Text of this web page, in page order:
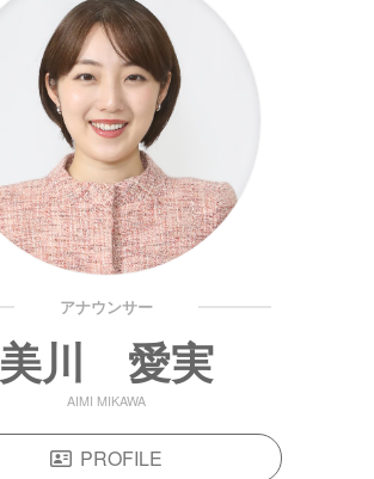
アナウンサー
美川 愛実
AIMI MIKAWA
PROFILE